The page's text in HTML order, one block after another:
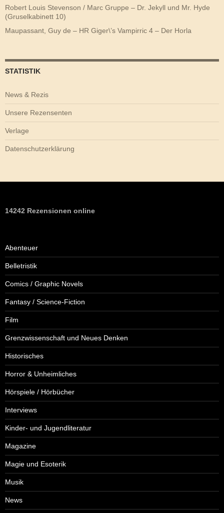
Robert Louis Stevenson / Marc Gruppe – Dr. Jekyll und Mr. Hyde
(Gruselkabinett 10)
Maupassant, Guy de – HR Giger\’s Vampirric 4 – Der Horla
STATISTIK
News & Rezis
Unsere Rezensenten
Verlage
Datenschutzerklärung
14242 Rezensionen online
Abenteuer
Belletristik
Comics / Graphic Novels
Fantasy / Science-Fiction
Film
Grenzwissenschaft und Neues Denken
Historisches
Horror & Unheimliches
Hörspiele / Hörbücher
Interviews
Kinder- und Jugendliteratur
Magazine
Magie und Esoterik
Musik
News